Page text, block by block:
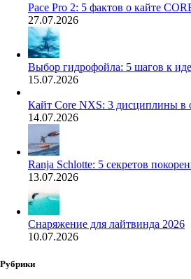
Pace Pro 2: 5 фактов о кайте
27.07.2026
Выбор гидрофойла: 5 шагов к
15.07.2026
Кайт Core NXS: 3 дисциплины в
14.07.2026
Ranja Schlotte: 5 секретов
13.07.2026
Снаряжение для лайтвинда 2026
10.07.2026
Рубрики